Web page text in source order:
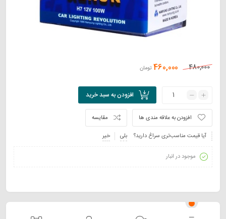
480,000
460,000 تومان
افزودن به سبد خرید
مقایسه
افزودن به علاقه مندی ها
آیا قیمت مناسب‌تری سراغ دارید؟
بلی خیر
موجود در انبار